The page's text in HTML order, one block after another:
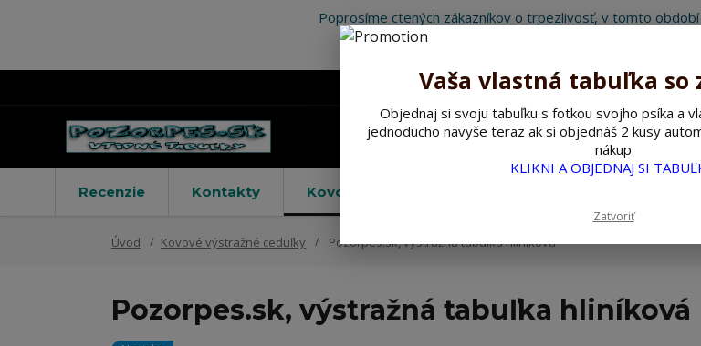
Poprosíme ctených zákazníkov o trpezlivosť, v tomto
Recenzie Kontakty Kovové výstražné ceduľky
Úvod Kovové výstražné ceduľky Pozorpes.sk, výstražná tabuľka hliníková
Pozorpes.sk, výstražná tabuľka hliníková
Vaša vlastná tabuľka so
Objednaj si svoju tabuľku s fotkou svojho psíka a
jednoducho navyše teraz ak si objednáš 2 kusy
nákup
KLIKNI A OBJEDNAJ SI
Zatvoriť